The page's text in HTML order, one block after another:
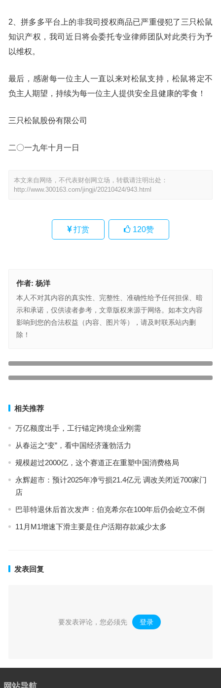
2、拼多多平台上的非我司授权商品已严重侵犯了三只松鼠
知识产权，我司近日将会委托专业律师团队对此类行为予
以维权。
最后，感谢每一位主人一直以来对松鼠支持，松鼠将定不
负主人期望，持续为每一位主人提供安全且健康的零食！
三只松鼠股份有限公司
二〇一九年十月一日
本文来自网络，不代表财创网立场，转载请注明出处：
http://www.300163.com/jingji/20210424/943.html
打赏 120赞
作者: 杨洋
本人不对其内容的真实性、完整性、准确性给予任何担保、暗
示和承诺，仅供读者参考，文章版权来源于网络。如本文内容
影响到您的合法权益（内容、图片等），请及时联系站内删
除！
相关推荐
万亿额度出手，工行锚定跨境企业刚需
从春运之“变”，看中国经济蓬勃活力
规模超过2000亿，这个赛道正在重塑中国消费格局
永辉超市：预计2025年净亏损21.4亿元 调改关闭近700家门
店
巴菲特退休后首次发声：伯克希尔在100年后仍会屹立不倒
11月M1增速下滑主要是住户活期存款减少太多
发表回复
要发表评论，您必须先 登录 。
网站导航